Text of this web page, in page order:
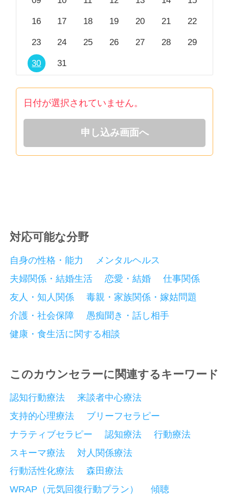
る力はありませんが、
あなたに誠実に向き合わせていただきます。
まずは、お気軽にご相談ください。
お話しできることを楽しみにしております。
※ビデオカウンセリングをご希望の方は、無理に顔出
しをしなくても大丈夫です。
16 17 18 19 20 21 22
23 24 25 26 27 28 29
30 31
日付が選択されていません。
申し込み画面へ
対応可能な分野
自身の性格・能力
メンタルヘルス
夫婦関係・結婚生活
恋愛・結婚
仕事関係
友人・知人関係
毒親・家族関係・嫁姑問題
介護・社会保障
愚痴聞き・話し相手
健康・食生活に関する相談
このカウンセラーに関連するキーワード
認知行動療法
来談者中心療法
支持的心理療法
ブリーフセラピー
ナラティブセラピー
認知療法
行動療法
スキーマ療法
対人関係療法
行動活性化療法
森田療法
WRAP（元気回復行動プラン）
傾聴